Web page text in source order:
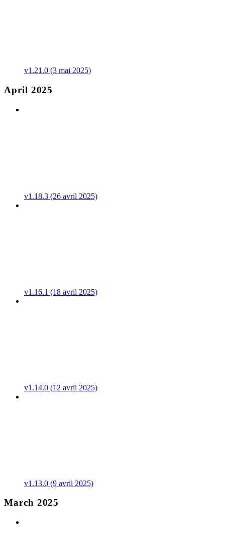
v1.21.0 (3 mai 2025)
April 2025
v1.18.3 (26 avril 2025)
v1.16.1 (18 avril 2025)
v1.14.0 (12 avril 2025)
v1.13.0 (9 avril 2025)
March 2025